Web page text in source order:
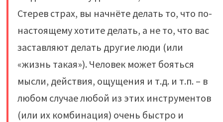
Стерев страх, вы начнёте делать то, что по-
настоящему хотите делать, а не то, что вас
заставляют делать другие люди (или
«жизнь такая»). Человек может бояться
мысли, действия, ощущения и т.д. и т.п. – в
любом случае любой из этих инструментов
(или их комбинация) очень быстро и